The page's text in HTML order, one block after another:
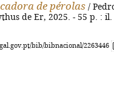
de pérolas /
de Er, 2025. - 55 p. : il.
bib/bibnacional/2263446